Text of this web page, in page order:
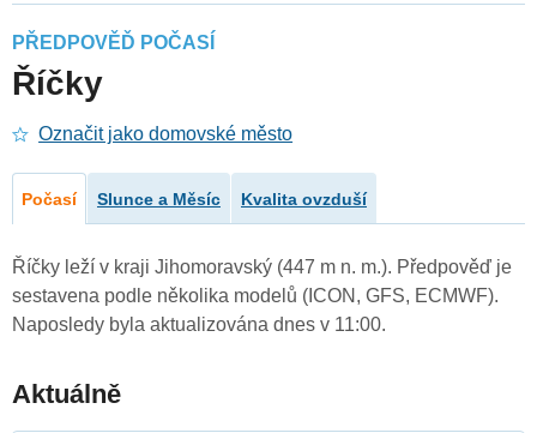
PŘEDPOVĚĎ POČASÍ
Říčky
Označit jako domovské město
Počasí Slunce a Měsíc Kvalita ovzduší
Říčky leží v kraji Jihomoravský (447 m n. m.). Předpověď je
sestavena podle několika modelů (ICON, GFS, ECMWF).
Naposledy byla aktualizována dnes v 11:00.
Aktuálně